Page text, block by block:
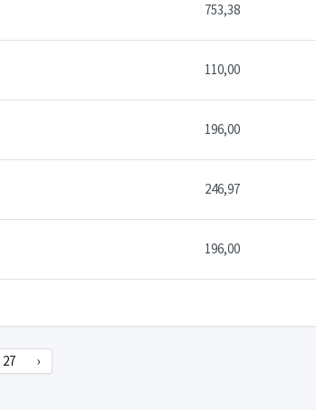
753,38
110,00
196,00
246,97
196,00
27 ›